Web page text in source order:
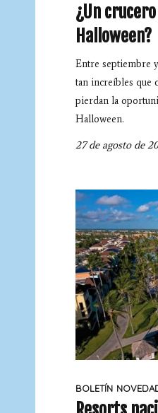
¿Un
Halloween?
Entre septiembre
tan increíbles que
pierdan la
Halloween.
27 de agosto de
BOLETÍN